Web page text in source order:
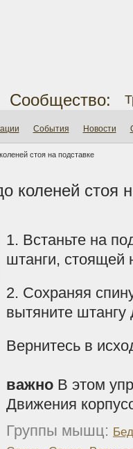
Сообщество:
События Новости
стоя на подставке
коленей стоя
1. Встаньте на
штанги, стоящей
2. Сохраняя
вытяните штангу
Вернитесь в
важно В этом
Движения
Группы мышц: